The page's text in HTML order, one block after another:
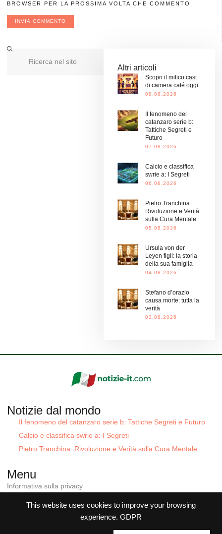
This website uses cookies to improve your browsing
experience. GDPR
BROWSER PER LA PROSSIMA VOLTA CHE COMMENTO.
Altri articoli
Scopri il mitico cast
di camera café oggi
08.08.2026
Il fenomeno del
catanzaro serie b:
Tattiche Segreti e
Futuro
07.08.2026
Calcio e classifica
swrie a: I Segreti
06.08.2026
Pietro Tranchina:
Rivoluzione e Verità
sulla Cura Mentale
05.08.2026
Ursula von der
Leyen figli: la storia
della sua famiglia
04.08.2026
Stefano d’orazio
causa morte: tutta la
verità
03.08.2026
Notizie dal mondo
Il fenomeno del catanzaro serie b: Tattiche Segreti e Futuro
Calcio e classifica swrie a: I Segreti
Pietro Tranchina: Rivoluzione e Verità sulla Cura Mentale
Menu
Informativa sulla privacy
Politica sui cookie